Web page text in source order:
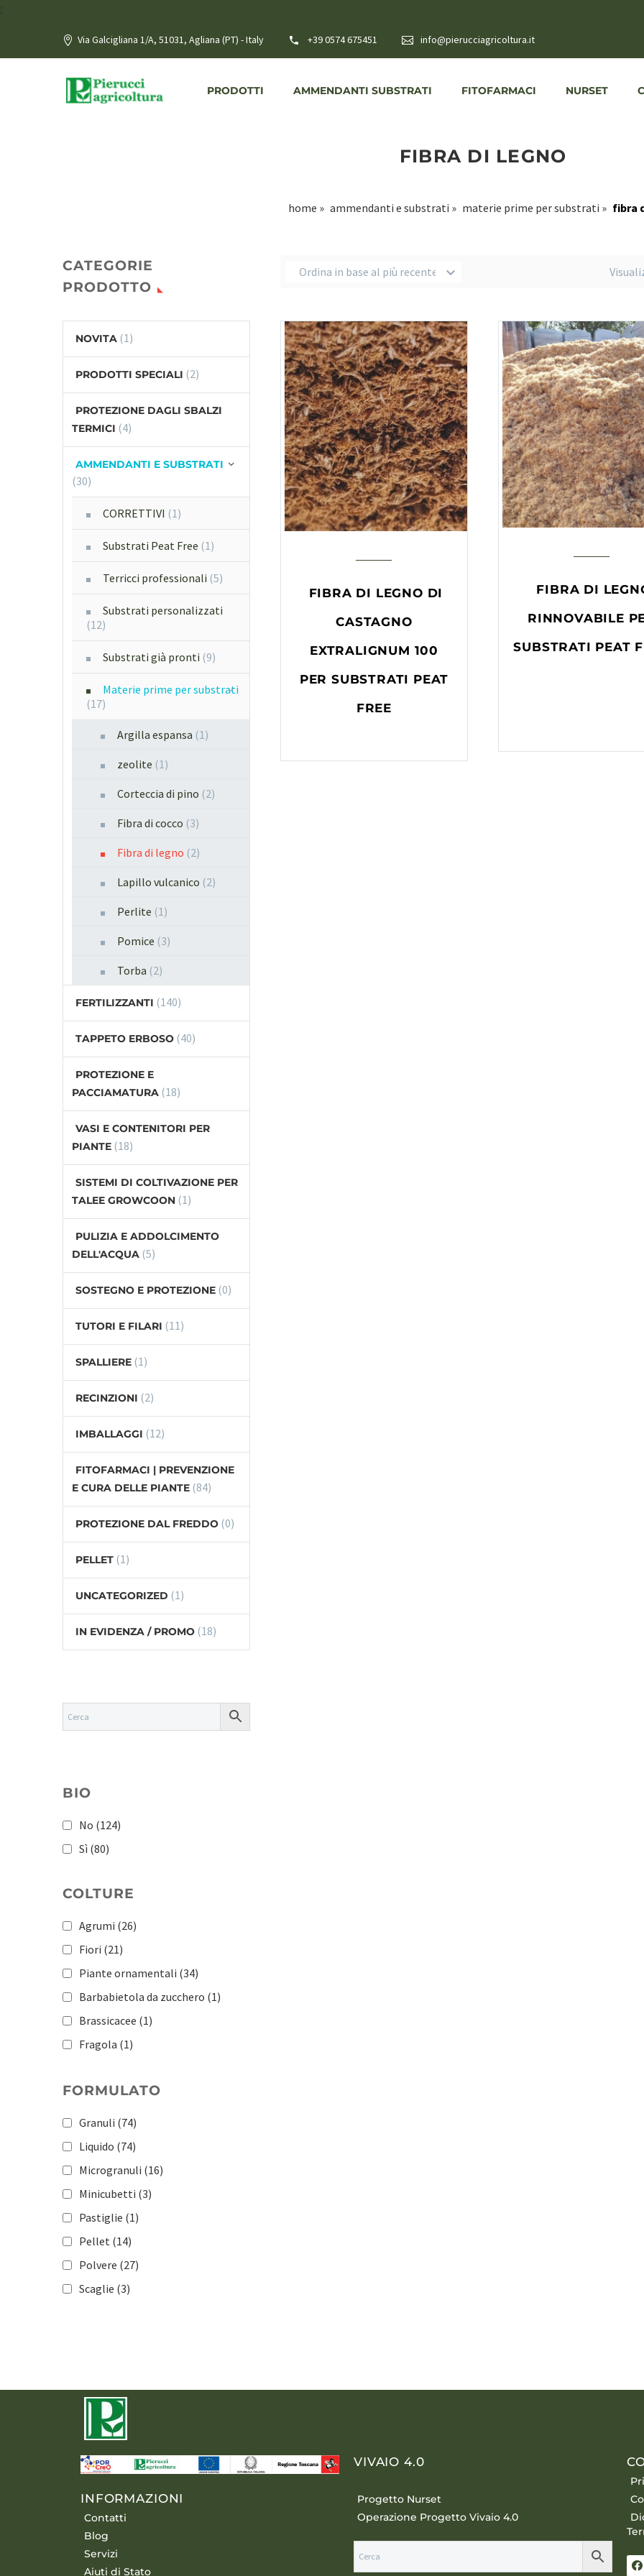
;
Via Galcigliana 1/A, 51031, Agliana (PT) - Italy +39 0574 675451 info@pierucciagricoltura.it
PRODOTTI AMMENDANTI SUBSTRATI FITOFARMACI NURSET
FIBRA DI LEGNO
home » ammendanti e substrati » materie prime per substrati » fibra
Ordina in base al più recente
FIBRA DI LEGNO DI
CASTAGNO
EXTRALIGNUM 100
PER SUBSTRATI PEAT
FREE
FIBRA DI
RINNOVABILE
SUBSTRATI PEAT
CATEGORIE
PRODOTTO
NOVITA (1)
PRODOTTI SPECIALI (2)
PROTEZIONE DAGLI SBALZI
TERMICI (4)
AMMENDANTI E SUBSTRATI
(30)
CORRETTIVI (1)
Substrati Peat Free (1)
Terricci professionali (5)
Substrati personalizzati
(12)
Substrati già pronti (9)
Materie prime per substrati
(17)
Argilla espansa (1)
zeolite (1)
Corteccia di pino (2)
Fibra di cocco (3)
Fibra di legno (2)
Lapillo vulcanico (2)
Perlite (1)
Pomice (3)
Torba (2)
FERTILIZZANTI (140)
TAPPETO ERBOSO (40)
PROTEZIONE E
PACCIAMATURA (18)
VASI E CONTENITORI PER
PIANTE (18)
SISTEMI DI COLTIVAZIONE PER
TALEE GROWCOON (1)
PULIZIA E ADDOLCIMENTO
DELL'ACQUA (5)
SOSTEGNO E PROTEZIONE (0)
TUTORI E FILARI (11)
SPALLIERE (1)
RECINZIONI (2)
IMBALLAGGI (12)
FITOFARMACI | PREVENZIONE
E CURA DELLE PIANTE (84)
PROTEZIONE DAL FREDDO (0)
PELLET (1)
UNCATEGORIZED (1)
IN EVIDENZA / PROMO (18)
BIO
No (124)
Sì (80)
COLTURE
Agrumi (26)
Fiori (21)
Piante ornamentali (34)
Barbabietola da zucchero (1)
Brassicacee (1)
Fragola (1)
Patata(1)
Pomacee e drupacee
Pomodoro
(183)
(181)
(117)
(98)
(108)
FORMULATO
Granuli (74)
Liquido (74)
Microgranuli (16)
Minicubetti (3)
Pastiglie (1)
Pellet (14)
Polvere (27)
Scaglie (3)
INFORMAZIONI
Contatti
Blog
Servizi
Aiuti di Stato
VIVAIO 4.0
Progetto Nurset
Operazione Progetto Vivaio 4.0